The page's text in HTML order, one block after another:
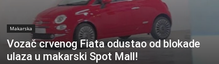
Makarska
Vozač crvenog Fiata odustao od blokade
ulaza u makarski Spot Mall!